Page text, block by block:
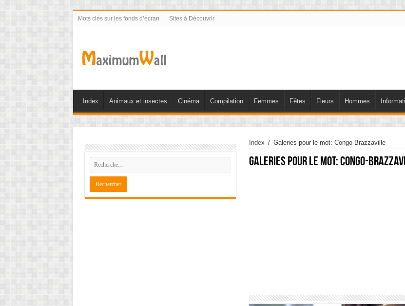
Mots clés sur les fonds d’écran Sites à Découvrir
Index Animaux et insectes Cinéma Compilation Femmes Fêtes Fleurs Hommes
Index / Galeries pour le mot: Congo-Brazzaville
Galeries pour le mot:Congo-